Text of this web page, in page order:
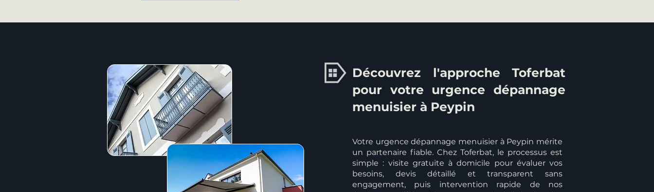
Découvrez l'approche Toferbat
pour votre urgence dépannage
menuisier à Peypin
Votre urgence dépannage menuisier à Peypin mérite
un partenaire fiable. Chez Toferbat, le processus est
simple : visite gratuite à domicile pour évaluer vos
besoins, devis détaillé et transparent sans
engagement, puis intervention rapide de nos